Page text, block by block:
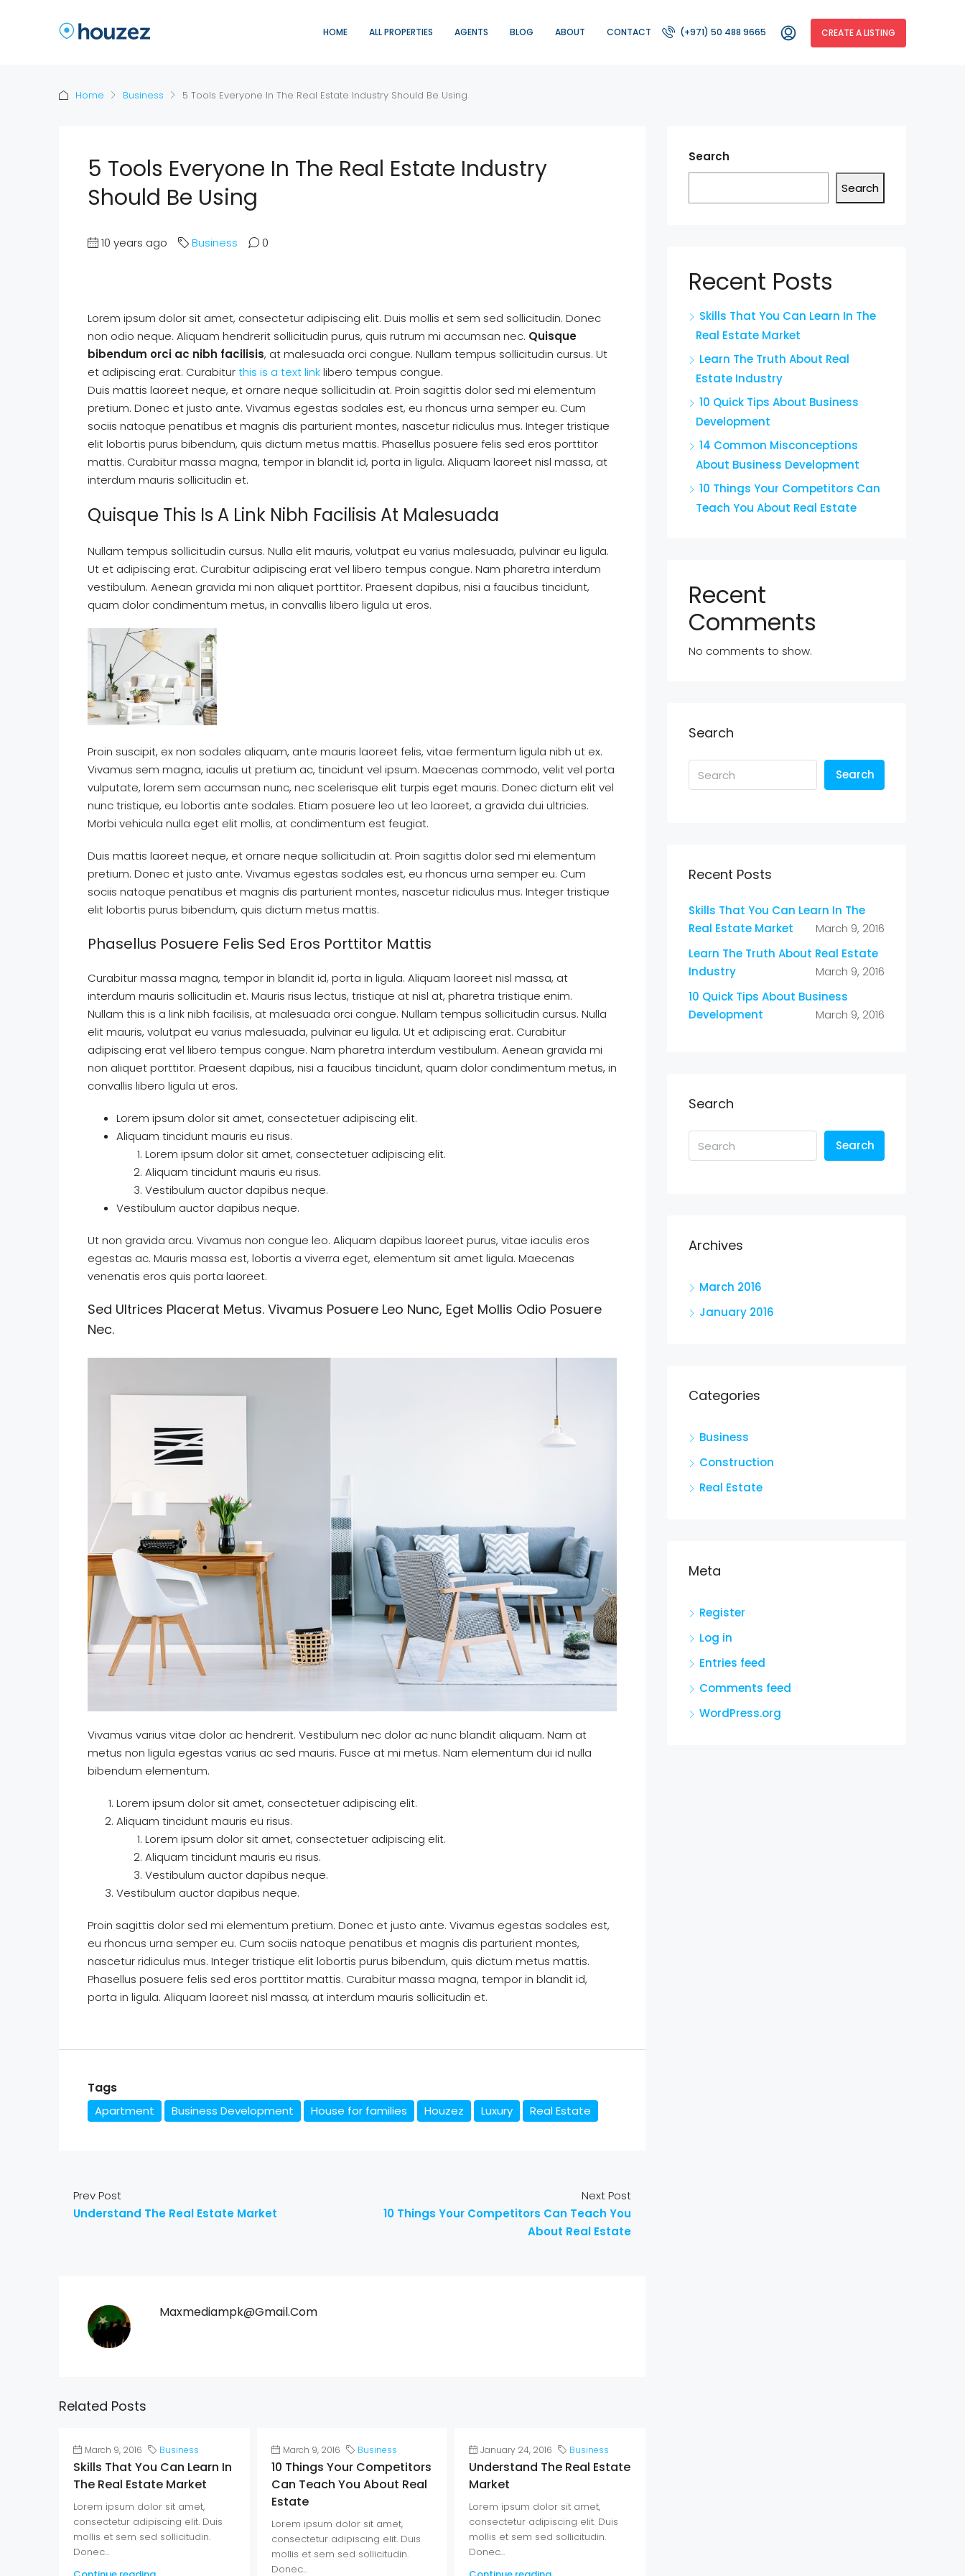
HOME ALL PROPERTIES AGENTS BLOG ABOUT CONTACT (+971) 50 488 9665 CREATE A LISTING
Home Business 5 Tools Everyone In The Real Estate Industry Should Be Using
5 Tools Everyone In The Real Estate Industry
Should Be Using
10 years ago Business 0
Lorem ipsum dolor sit amet, consectetur adipiscing elit. Duis mollis et sem sed sollicitudin. Donec
non odio neque. Aliquam hendrerit sollicitudin purus, quis rutrum mi accumsan nec. Quisque
bibendum orci ac nibh facilisis, at malesuada orci congue. Nullam tempus sollicitudin cursus. Ut
et adipiscing erat. Curabiturthis is a text linklibero tempus congue.
Duis mattis laoreet neque, et ornare neque sollicitudin at. Proin sagittis dolor sed mi elementum
pretium. Donec et justo ante. Vivamus egestas sodales est, eu rhoncus urna semper eu. Cum
sociis natoque penatibus et magnis dis parturient montes, nascetur ridiculus mus. Integer tristique
elit lobortis purus bibendum, quis dictum metus mattis. Phasellus posuere felis sed eros porttitor
mattis. Curabitur massa magna, tempor in blandit id, porta in ligula. Aliquam laoreet nisl massa, at
interdum mauris sollicitudin et.
Quisque This Is A Link Nibh Facilisis At Malesuada
Nullam tempus sollicitudin cursus. Nulla elit mauris, volutpat eu varius malesuada, pulvinar eu ligula.
Ut et adipiscing erat. Curabitur adipiscing erat vel libero tempus congue. Nam pharetra interdum
vestibulum. Aenean gravida mi non aliquet porttitor. Praesent dapibus, nisi a faucibus tincidunt,
quam dolor condimentum metus, in convallis libero ligula ut eros.
Proin suscipit, ex non sodales aliquam, ante mauris laoreet felis, vitae fermentum ligula nibh ut ex.
Vivamus sem magna, iaculis ut pretium ac, tincidunt vel ipsum. Maecenas commodo, velit vel porta
vulputate, lorem sem accumsan nunc, nec scelerisque elit turpis eget mauris. Donec dictum elit vel
nunc tristique, eu lobortis ante sodales. Etiam posuere leo ut leo laoreet, a gravida dui ultricies.
Morbi vehicula nulla eget elit mollis, at condimentum est feugiat.
Duis mattis laoreet neque, et ornare neque sollicitudin at. Proin sagittis dolor sed mi elementum
pretium. Donec et justo ante. Vivamus egestas sodales est, eu rhoncus urna semper eu. Cum
sociis natoque penatibus et magnis dis parturient montes, nascetur ridiculus mus. Integer tristique
elit lobortis purus bibendum, quis dictum metus mattis.
Phasellus Posuere Felis Sed Eros Porttitor Mattis
Curabitur massa magna, tempor in blandit id, porta in ligula. Aliquam laoreet nisl massa, at
interdum mauris sollicitudin et. Mauris risus lectus, tristique at nisl at, pharetra tristique enim.
Nullam this is a link nibh facilisis, at malesuada orci congue. Nullam tempus sollicitudin cursus. Nulla
elit mauris, volutpat eu varius malesuada, pulvinar eu ligula. Ut et adipiscing erat. Curabitur
adipiscing erat vel libero tempus congue. Nam pharetra interdum vestibulum. Aenean gravida mi
non aliquet porttitor. Praesent dapibus, nisi a faucibus tincidunt, quam dolor condimentum metus, in
convallis libero ligula ut eros.
Lorem ipsum dolor sit amet, consectetuer adipiscing elit.
Aliquam tincidunt mauris eu risus.
Lorem ipsum dolor sit amet, consectetuer adipiscing elit.
Aliquam tincidunt mauris eu risus.
Vestibulum auctor dapibus neque.
Vestibulum auctor dapibus neque.
Ut non gravida arcu. Vivamus non congue leo. Aliquam dapibus laoreet purus, vitae iaculis eros
egestas ac. Mauris massa est, lobortis a viverra eget, elementum sit amet ligula. Maecenas
venenatis eros quis porta laoreet.
Sed Ultrices Placerat Metus. Vivamus Posuere Leo Nunc, Eget Mollis Odio Posuere
Nec.
Vivamus varius vitae dolor ac hendrerit. Vestibulum nec dolor ac nunc blandit aliquam. Nam at
metus non ligula egestas varius ac sed mauris. Fusce at mi metus. Nam elementum dui id nulla
bibendum elementum.
Lorem ipsum dolor sit amet, consectetuer adipiscing elit.
Aliquam tincidunt mauris eu risus.
Lorem ipsum dolor sit amet, consectetuer adipiscing elit.
Aliquam tincidunt mauris eu risus.
Vestibulum auctor dapibus neque.
Vestibulum auctor dapibus neque.
Proin sagittis dolor sed mi elementum pretium. Donec et justo ante. Vivamus egestas sodales est,
eu rhoncus urna semper eu. Cum sociis natoque penatibus et magnis dis parturient montes,
nascetur ridiculus mus. Integer tristique elit lobortis purus bibendum, quis dictum metus mattis.
Phasellus posuere felis sed eros porttitor mattis. Curabitur massa magna, tempor in blandit id,
porta in ligula. Aliquam laoreet nisl massa, at interdum mauris sollicitudin et.
Tags
Apartment Business Development House for families Houzez Luxury Real Estate
Prev Post
Understand The Real Estate Market
Next Post
10 Things Your Competitors Can Teach You
About Real Estate
Maxmediampk@gmail.com
Related Posts
March 9, 2016 Business
Skills That You Can Learn In
The Real Estate Market
Lorem ipsum dolor sit amet,
consectetur adipiscing elit. Duis
mollis et sem sed sollicitudin.
Donec...
March 9, 2016 Business
10 Things Your Competitors
Can Teach You About Real
Estate
Lorem ipsum dolor sit amet,
consectetur adipiscing elit. Duis
mollis et sem sed sollicitudin.
Donec...
January 24, 2016 Business
Understand The Real Estate
Market
Lorem ipsum dolor sit amet,
consectetur adipiscing elit. Duis
mollis et sem sed sollicitudin.
Donec...
Search
Search
Recent Posts
Skills That You Can Learn In The
Real Estate Market
Learn The Truth About Real
Estate Industry
10 Quick Tips About Business
Development
14 Common Misconceptions
About Business Development
10 Things Your Competitors Can
Teach You About Real Estate
Recent
Comments
No comments to show.
Search
Search
Recent Posts
Skills That You Can Learn In The
Real Estate Market
March 9, 2016
Learn The Truth About Real Estate
Industry
March 9, 2016
10 Quick Tips About Business
Development
March 9, 2016
Search
Search
Archives
March 2016
January 2016
Categories
Business
Construction
Real Estate
Meta
Register
Log in
Entries feed
Comments feed
WordPress.org